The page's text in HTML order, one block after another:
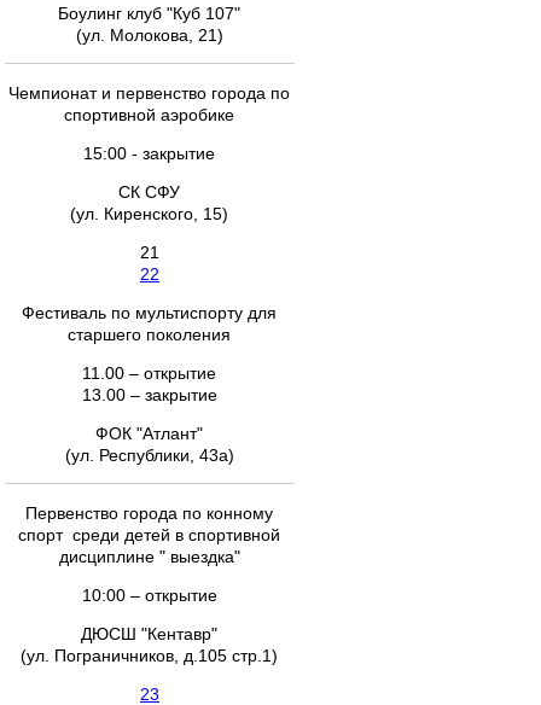
Боулинг клуб "Куб 107"
(ул. Молокова, 21)
Чемпионат и первенство города по
спортивной аэробике
15:00 - закрытие
СК СФУ
(ул. Киренского, 15)
21
22
Фестиваль по мультиспорту для
старшего поколения
11.00 – открытие
13.00 – закрытие
ФОК "Атлант"
(ул. Республики, 43а)
Первенство города по конному
спорт среди детей в спортивной
дисциплине " выездка"
10:00 – открытие
ДЮСШ "Кентавр"
(ул. Пограничников, д.105 стр.1)
23